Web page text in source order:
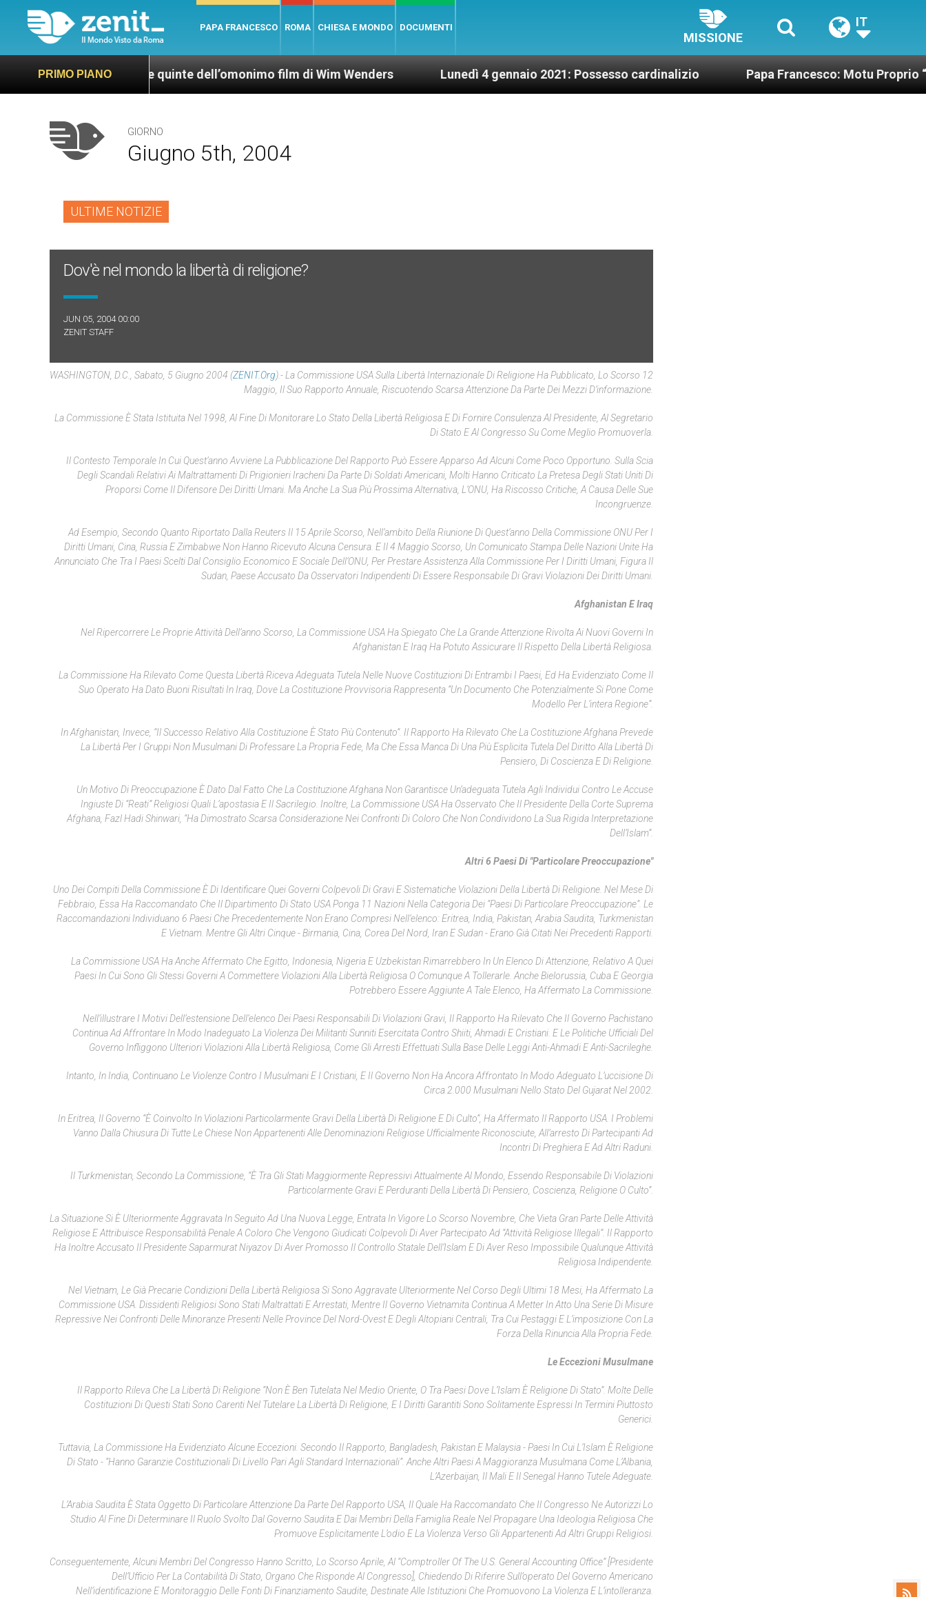
PAPA FRANCESCO ROMA CHIESA E MONDO DOCUMENTI
MISSIONE
IT
PRIMO PIANO
dietro le quinte dell’omonimo film di Wim Wenders Lunedì 4 gennaio 2021: Possesso cardinalizio Papa Francesco: Motu Proprio “Una
GIORNO
Giugno 5th, 2004
ULTIME NOTIZIE
Dov'è nel mondo la libertà di religione?
JUN 05, 2004 00:00
ZENIT STAFF
WASHINGTON, D.C., Sabato, 5 Giugno 2004 (ZENIT.org).- La Commissione USA Sulla Libertà Internazionale Di Religione Ha Pubblicato, Lo Scorso 12
Maggio, Il Suo Rapporto Annuale, Riscuotendo Scarsa Attenzione Da Parte Dei Mezzi D’informazione.
La Commissione È Stata Istituita Nel 1998, Al Fine Di Monitorare Lo Stato Della Libertà Religiosa E Di Fornire Consulenza Al Presidente, Al Segretario
Di Stato E Al Congresso Su Come Meglio Promuoverla.
Il Contesto Temporale In Cui Quest’anno Avviene La Pubblicazione Del Rapporto Può Essere Apparso Ad Alcuni Come Poco Opportuno. Sulla Scia
Degli Scandali Relativi Ai Maltrattamenti Di Prigionieri Iracheni Da Parte Di Soldati Americani, Molti Hanno Criticato La Pretesa Degli Stati Uniti Di
Proporsi Come Il Difensore Dei Diritti Umani. Ma Anche La Sua Più Prossima Alternativa, L’ONU, Ha Riscosso Critiche, A Causa Delle Sue
Incongruenze.
Ad Esempio, Secondo Quanto Riportato Dalla Reuters Il 15 Aprile Scorso, Nell’ambito Della Riunione Di Quest’anno Della Commissione ONU Per I
Diritti Umani, Cina, Russia E Zimbabwe Non Hanno Ricevuto Alcuna Censura. E Il 4 Maggio Scorso, Un Comunicato Stampa Delle Nazioni Unite Ha
Annunciato Che Tra I Paesi Scelti Dal Consiglio Economico E Sociale Dell’ONU, Per Prestare Assistenza Alla Commissione Per I Diritti Umani, Figura Il
Sudan, Paese Accusato Da Osservatori Indipendenti Di Essere Responsabile Di Gravi Violazioni Dei Diritti Umani.
Afghanistan E Iraq
Nel Ripercorrere Le Proprie Attività Dell’anno Scorso, La Commissione USA Ha Spiegato Che La Grande Attenzione Rivolta Ai Nuovi Governi In
Afghanistan E Iraq Ha Potuto Assicurare Il Rispetto Della Libertà Religiosa.
La Commissione Ha Rilevato Come Questa Libertà Riceva Adeguata Tutela Nelle Nuove Costituzioni Di Entrambi I Paesi, Ed Ha Evidenziato Come Il
Suo Operato Ha Dato Buoni Risultati In Iraq, Dove La Costituzione Provvisoria Rappresenta “un Documento Che Potenzialmente Si Pone Come
Modello Per L’intera Regione”.
In Afghanistan, Invece, “il Successo Relativo Alla Costituzione È Stato Più Contenuto”. Il Rapporto Ha Rilevato Che La Costituzione Afghana Prevede
La Libertà Per I Gruppi Non Musulmani Di Professare La Propria Fede, Ma Che Essa Manca Di Una Più Esplicita Tutela Del Diritto Alla Libertà Di
Pensiero, Di Coscienza E Di Religione.
Un Motivo Di Preoccupazione È Dato Dal Fatto Che La Costituzione Afghana Non Garantisce Un’adeguata Tutela Agli Individui Contro Le Accuse
Ingiuste Di “reati” Religiosi Quali L’apostasia E Il Sacrilegio. Inoltre, La Commissione USA Ha Osservato Che Il Presidente Della Corte Suprema
Afghana, Fazl Hadi Shinwari, “ha Dimostrato Scarsa Considerazione Nei Confronti Di Coloro Che Non Condividono La Sua Rigida Interpretazione
Dell’Islam”.
Altri 6 Paesi Di "particolare Preoccupazione"
Uno Dei Compiti Della Commissione È Di Identificare Quei Governi Colpevoli Di Gravi E Sistematiche Violazioni Della Libertà Di Religione. Nel Mese Di
Febbraio, Essa Ha Raccomandato Che Il Dipartimento Di Stato USA Ponga 11 Nazioni Nella Categoria Dei “Paesi Di Particolare Preoccupazione”. Le
Raccomandazioni Individuano 6 Paesi Che Precedentemente Non Erano Compresi Nell’elenco: Eritrea, India, Pakistan, Arabia Saudita, Turkmenistan
E Vietnam. Mentre Gli Altri Cinque - Birmania, Cina, Corea Del Nord, Iran E Sudan - Erano Già Citati Nei Precedenti Rapporti.
La Commissione USA Ha Anche Affermato Che Egitto, Indonesia, Nigeria E Uzbekistan Rimarrebbero In Un Elenco Di Attenzione, Relativo A Quei
Paesi In Cui Sono Gli Stessi Governi A Commettere Violazioni Alla Libertà Religiosa O Comunque A Tollerarle. Anche Bielorussia, Cuba E Georgia
Potrebbero Essere Aggiunte A Tale Elenco, Ha Affermato La Commissione.
Nell’illustrare I Motivi Dell’estensione Dell’elenco Dei Paesi Responsabili Di Violazioni Gravi, Il Rapporto Ha Rilevato Che Il Governo Pachistano
Continua Ad Affrontare In Modo Inadeguato La Violenza Dei Militanti Sunniti Esercitata Contro Shiiti, Ahmadi E Cristiani. E Le Politiche Ufficiali Del
Governo Infliggono Ulteriori Violazioni Alla Libertà Religiosa, Come Gli Arresti Effettuati Sulla Base Delle Leggi Anti-Ahmadi E Anti-Sacrileghe.
Intanto, In India, Continuano Le Violenze Contro I Musulmani E I Cristiani, E Il Governo Non Ha Ancora Affrontato In Modo Adeguato L’uccisione Di
Circa 2.000 Musulmani Nello Stato Del Gujarat Nel 2002.
In Eritrea, Il Governo “è Coinvolto In Violazioni Particolarmente Gravi Della Libertà Di Religione E Di Culto”, Ha Affermato Il Rapporto USA. I Problemi
Vanno Dalla Chiusura Di Tutte Le Chiese Non Appartenenti Alle Denominazioni Religiose Ufficialmente Riconosciute, All’arresto Di Partecipanti Ad
Incontri Di Preghiera E Ad Altri Raduni.
Il Turkmenistan, Secondo La Commissione, “è Tra Gli Stati Maggiormente Repressivi Attualmente Al Mondo, Essendo Responsabile Di Violazioni
Particolarmente Gravi E Perduranti Della Libertà Di Pensiero, Coscienza, Religione O Culto”.
La Situazione Si È Ulteriormente Aggravata In Seguito Ad Una Nuova Legge, Entrata In Vigore Lo Scorso Novembre, Che Vieta Gran Parte Delle Attività
Religiose E Attribuisce Responsabilità Penale A Coloro Che Vengono Giudicati Colpevoli Di Aver Partecipato Ad “attività Religiose Illegali”. Il Rapporto
Ha Inoltre Accusato Il Presidente Saparmurat Niyazov Di Aver Promosso Il Controllo Statale Dell’Islam E Di Aver Reso Impossibile Qualunque Attività
Religiosa Indipendente.
Nel Vietnam, Le Già Precarie Condizioni Della Libertà Religiosa Si Sono Aggravate Ulteriormente Nel Corso Degli Ultimi 18 Mesi, Ha Affermato La
Commissione USA. Dissidenti Religiosi Sono Stati Maltrattati E Arrestati, Mentre Il Governo Vietnamita Continua A Metter In Atto Una Serie Di Misure
Repressive Nei Confronti Delle Minoranze Presenti Nelle Province Del Nord-Ovest E Degli Altopiani Centrali, Tra Cui Pestaggi E L’imposizione Con La
Forza Della Rinuncia Alla Propria Fede.
Le Eccezioni Musulmane
Il Rapporto Rileva Che La Libertà Di Religione “non È Ben Tutelata Nel Medio Oriente, O Tra Paesi Dove L’Islam È Religione Di Stato”. Molte Delle
Costituzioni Di Questi Stati Sono Carenti Nel Tutelare La Libertà Di Religione, E I Diritti Garantiti Sono Solitamente Espressi In Termini Piuttosto
Generici.
Tuttavia, La Commissione Ha Evidenziato Alcune Eccezioni. Secondo Il Rapporto, Bangladesh, Pakistan E Malaysia - Paesi In Cui L’Islam È Religione
Di Stato - “hanno Garanzie Costituzionali Di Livello Pari Agli Standard Internazionali”. Anche Altri Paesi A Maggioranza Musulmana Come L’Albania,
L’Azerbaijan, Il Mali E Il Senegal Hanno Tutele Adeguate.
L’Arabia Saudita È Stata Oggetto Di Particolare Attenzione Da Parte Del Rapporto USA, Il Quale Ha Raccomandato Che Il Congresso Ne Autorizzi Lo
Studio Al Fine Di Determinare Il Ruolo Svolto Dal Governo Saudita E Dai Membri Della Famiglia Reale Nel Propagare Una Ideologia Religiosa Che
Promuove Esplicitamente L’odio E La Violenza Verso Gli Appartenenti Ad Altri Gruppi Religiosi.
Conseguentemente, Alcuni Membri Del Congresso Hanno Scritto, Lo Scorso Aprile, Al “Comptroller Of The U.S. General Accounting Office” [Presidente
Dell’Ufficio Per La Contabilità Di Stato, Organo Che Risponde Al Congresso], Chiedendo Di Riferire Sull’operato Del Governo Americano
Nell’identificazione E Monitoraggio Delle Fonti Di Finanziamento Saudite, Destinate Alle Istituzioni Che Promuovono La Violenza E L’intolleranza.